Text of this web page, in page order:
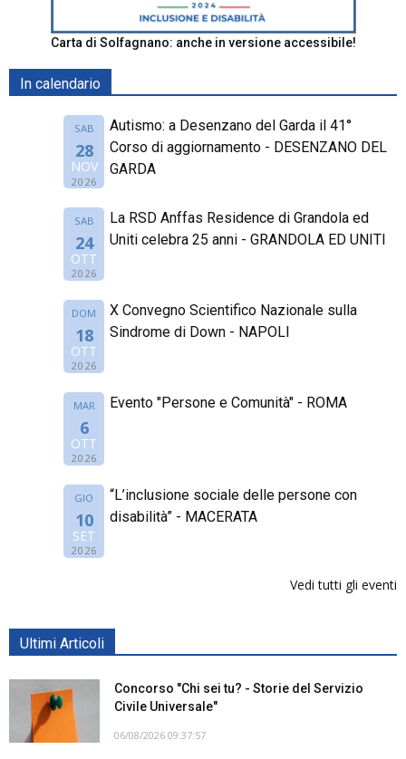
Carta di Solfagnano: anche in versione accessibile!
In calendario
SAB
28
NOV
2026
Autismo: a Desenzano del Garda il 41°
Corso di aggiornamento - DESENZANO DEL
GARDA
SAB
24
OTT
2026
La RSD Anffas Residence di Grandola ed
Uniti celebra 25 anni - GRANDOLA ED UNITI
DOM
18
OTT
2026
X Convegno Scientifico Nazionale sulla
Sindrome di Down - NAPOLI
MAR
6
OTT
2026
Evento "Persone e Comunità" - ROMA
GIO
10
SET
2026
“L’inclusione sociale delle persone con
disabilità” - MACERATA
Vedi tutti gli eventi
Ultimi Articoli
Concorso "Chi sei tu? - Storie del Servizio
Civile Universale"
06/08/2026 09:37:57